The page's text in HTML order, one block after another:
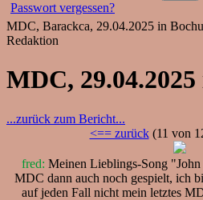
Passwort vergessen?
MDC, Barackca, 29.04.2025 in
Redaktion
MDC,
...zurück zum Bericht...
<== zurück(11 von
fred: Meinen Lieblings-Song
MDC dann auch noch gespielt, ich
auf jeden Fall nicht mein letztes